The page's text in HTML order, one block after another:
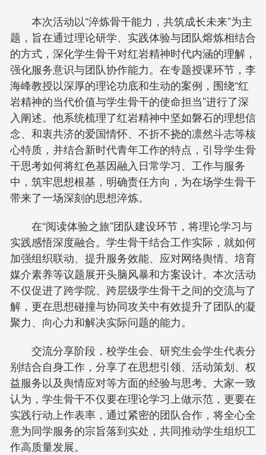
本次活动以“淬炼骨干能力，共筑成长未来”为主
题，旨在通过理论研学、实践体验与团队熔炼相结合
的方式，深化学生骨干对红岩精神时代内涵的理解，
强化服务意识与团队协作能力。在专题授课环节，李
海峰教授以深厚的理论功底和生动的案例，围绕“红
岩精神的当代价值与学生骨干的使命担当”进行了深
入阐述。他系统梳理了红岩精神中坚如磐石的理想信
念、和衷共济的爱国情怀、不折不挠的凛然斗志等核
心特质，并结合新时代青年工作的特点，引导学生骨
干思考如何将红色基因融入日常学习、工作与服务
中，筑牢思想根基，明确责任方向，为在场学生骨干
带来了一场深刻的思想淬炼。
在“阅读体验之旅”团队建设环节，将理论学习与
实践感悟深度融合。学生骨干结合工作实际，就如何
加强组织联动、提升服务效能、应对网络舆情、培育
媒介素养等议题展开头脑风暴和方案设计。本次活动
不仅促进了跨学院、跨层级学生骨干之间的交流与了
解，更在思想碰撞与协同攻关中有效提升了团队的凝
聚力、向心力和解决实际问题的能力。
交流分享阶段，校学生会、研究生会学生代表分
别结合自身工作，分享了在思想引领、活动策划、权
益服务以及舆情应对等方面的经验与思考。大家一致
认为，学生骨干不仅要在理论学习上做示范，更要在
实践行动上作表率，通过紧密的团队合作，将全心全
意为同学服务的宗旨落到实处，共同推动学生组织工
作高质量发展。